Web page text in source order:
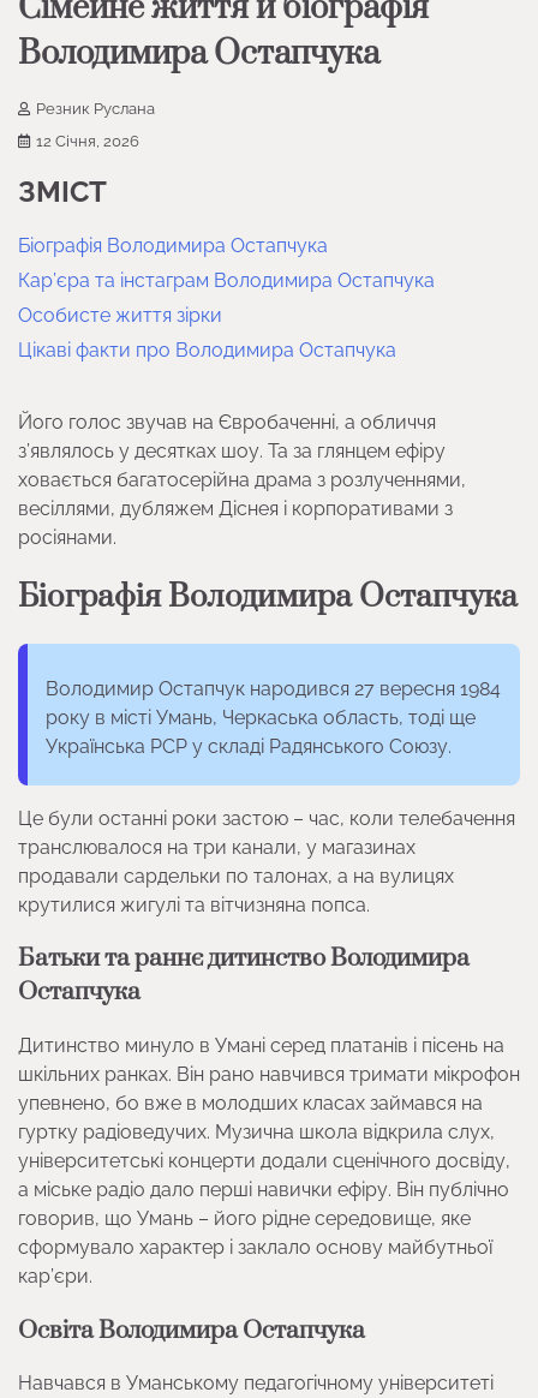
Володимира Остапчука
Резник Руслана
12 Січня, 2026
ЗМІСТ
Біографія Володимира Остапчука
Кар’єра та інстаграм Володимира Остапчука
Особисте життя зірки
Цікаві факти про Володимира Остапчука
Його голос звучав на Євробаченні, а обличчя
з’являлось у десятках шоу. Та за глянцем ефіру
ховається багатосерійна драма з розлученнями,
весіллями, дубляжем Діснея і корпоративами з
росіянами.
Біографія Володимира Остапчука
Володимир Остапчук народився 27 вересня 1984
року в місті Умань, Черкаська область, тоді ще
Українська РСР у складі Радянського Союзу.
Це були останні роки застою – час, коли телебачення
транслювалося на три канали, у магазинах
продавали сардельки по талонах, а на вулицях
крутилися жигулі та вітчизняна попса.
Батьки та раннє дитинство Володимира
Остапчука
Дитинство минуло в Умані серед платанів і пісень на
шкільних ранках. Він рано навчився тримати мікрофон
упевнено, бо вже в молодших класах займався на
гуртку радіоведучих. Музична школа відкрила слух,
університетські концерти додали сценічного досвіду,
а міське радіо дало перші навички ефіру. Він публічно
говорив, що Умань – його рідне середовище, яке
сформувало характер і заклало основу майбутньої
кар’єри.
Освіта Володимира Остапчука
Навчався в Уманському педагогічному університеті